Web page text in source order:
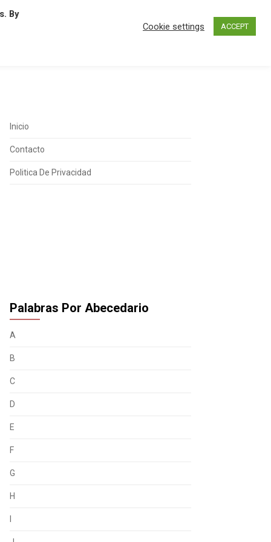
N
Inicio
Contacto
Politica De Privacidad
Palabras Por Abecedario
A
B
C
D
E
F
G
H
By
Cookie settings ACCEPT